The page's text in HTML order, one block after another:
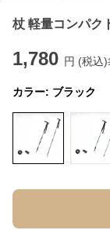
杖 軽量コンパク
1,780 円 (税込)
カラー: ブラック